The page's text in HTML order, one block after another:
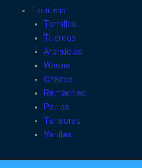
Tornillería
Tornillos
Tuercas
Arandelas
Wasas
Chazos
Remaches
Perros
Tensores
Varillas